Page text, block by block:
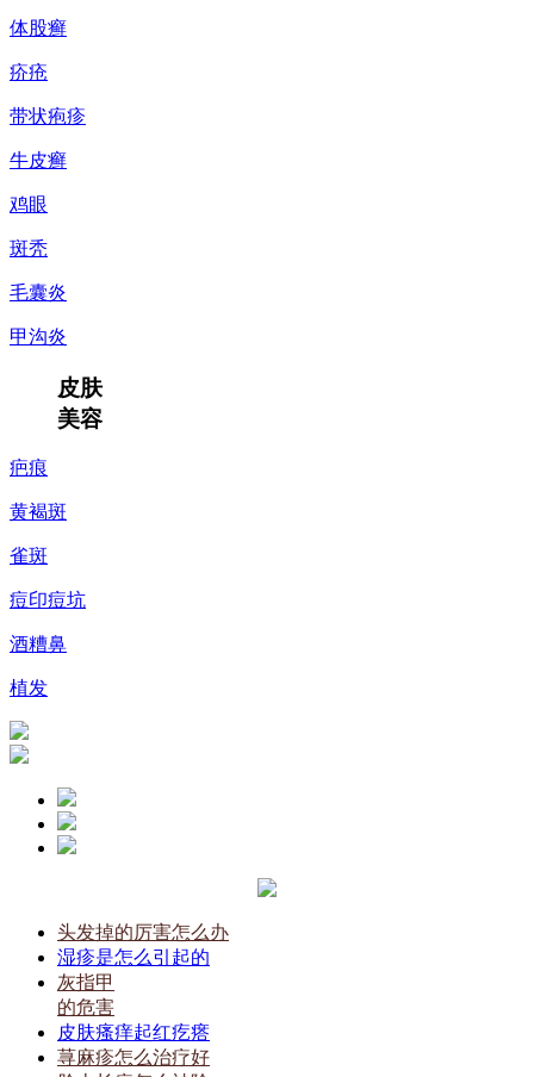
体股癣
疥疮
带状疱疹
牛皮癣
鸡眼
斑秃
毛囊炎
甲沟炎
皮肤
美容
疤痕
黄褐斑
雀斑
痘印痘坑
酒糟鼻
植发
头发掉的厉害怎么办
湿疹是怎么引起的
灰指甲
的危害
皮肤瘙痒起红疙瘩
荨麻疹怎么治疗好